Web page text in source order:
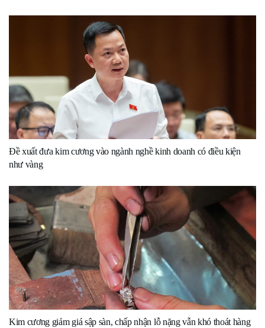
Đề xuất đưa kim cương vào ngành nghề kinh doanh có điều kiện
như vàng
Kim cương giảm giá sập sàn, chấp nhận lỗ nặng vẫn khó thoát hàng